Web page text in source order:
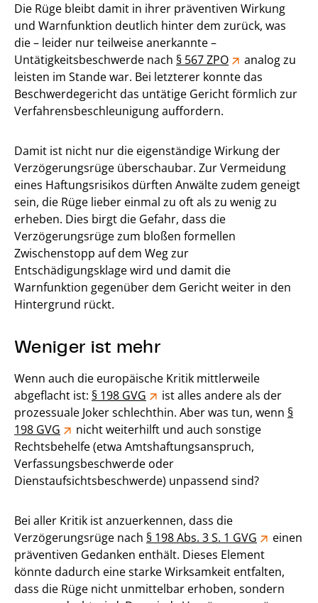
Die Rüge bleibt damit in ihrer präventiven Wirkung
und Warnfunktion deutlich hinter dem zurück, was
die – leider nur teilweise anerkannte –
Untätigkeitsbeschwerde nach § 567 ZPO
analog zu
leisten im Stande war. Bei letzterer konnte das
Beschwerdegericht das untätige Gericht förmlich zur
Verfahrensbeschleunigung auffordern.
Damit ist nicht nur die eigenständige Wirkung der
Verzögerungsrüge überschaubar. Zur Vermeidung
eines Haftungsrisikos dürften Anwälte zudem geneigt
sein, die Rüge lieber einmal zu oft als zu wenig zu
erheben. Dies birgt die Gefahr, dass die
Verzögerungsrüge zum bloßen formellen
Zwischenstopp auf dem Weg zur
Entschädigungsklage wird und damit die
Warnfunktion gegenüber dem Gericht weiter in den
Hintergrund rückt.
Weniger ist mehr
Wenn auch die europäische Kritik mittlerweile
abgeflacht ist: § 198 GVG
ist alles andere als der
prozessuale Joker schlechthin. Aber was tun, wenn §
198 GVG
nicht weiterhilft und auch sonstige
Rechtsbehelfe (etwa Amtshaftungsanspruch,
Verfassungsbeschwerde oder
Dienstaufsichtsbeschwerde) unpassend sind?
Bei aller Kritik ist anzuerkennen, dass die
Verzögerungsrüge nach § 198 Abs. 3 S. 1 GVG
einen
präventiven Gedanken enthält. Dieses Element
könnte dadurch eine starke Wirksamkeit entfalten,
dass die Rüge nicht unmittelbar erhoben, sondern